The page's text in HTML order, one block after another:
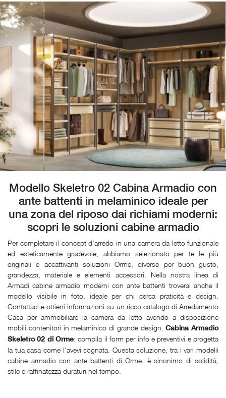
Modello Skeletro 02 Cabina Armadio con
ante battenti in melaminico ideale per
una zona del riposo dai richiami moderni:
scopri le soluzioni cabine armadio
Per completare il concept d'arredo in una camera da letto funzionale
ed esteticamente gradevole, abbiamo selezionato per te le più
originali e accattivanti soluzioni Orme, diverse per buon gusto,
grandezza, materiale e elementi accessori. Nella nostra linea di
Armadi cabine armadio moderni con ante battenti troverai anche il
modello visibile in foto, ideale per chi cerca praticità e design.
Contattaci e ottieni informazioni su un ricco catalogo di Arredamento
Casa per ammobiliare la camera da letto avendo a disposizione
mobili contenitori in melaminico di grande design.Cabina Armadio
Skeletro 02 di Orme: compila il form per info e preventivi e progetta
la tua casa come l'avevi sognata. Questa soluzione, tra i vari modelli
cabine armadio con ante battenti di Orme, è sinonimo di solidità,
stile e raffinatezza duraturi nel tempo.